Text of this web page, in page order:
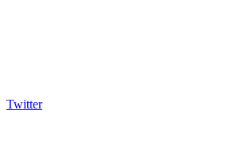
Twitter